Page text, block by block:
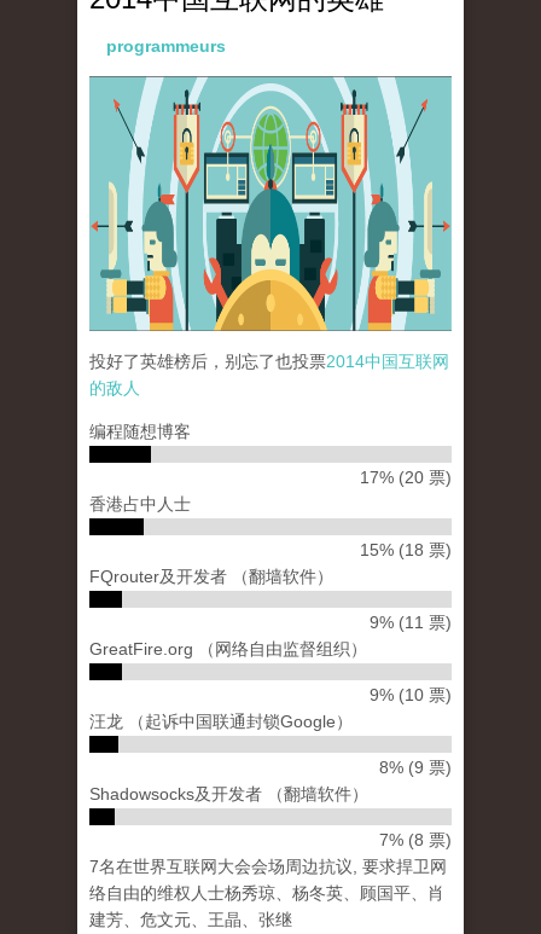
programmeurs
paopao_internet_72dpi_22dec2014-01.png
投好了英雄榜后，别忘了也投票2014中国互联网
的敌人
编程随想博客
17% (20 票)
香港占中人士
15% (18 票)
FQrouter及开发者 （翻墙软件）
9% (11 票)
GreatFire.org （网络自由监督组织）
9% (10 票)
汪龙 （起诉中国联通封锁Google）
8% (9 票)
Shadowsocks及开发者 （翻墙软件）
7% (8 票)
7名在世界互联网大会会场周边抗议, 要求捍卫网
络自由的维权人士杨秀琼、杨冬英、顾国平、肖
建芳、危文元、王晶、张继